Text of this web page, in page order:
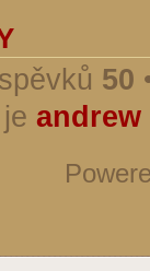
50
andrew